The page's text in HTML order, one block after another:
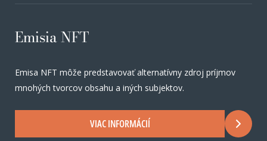
Emisia NFT
Emisa NFT môže predstavovať alternatívny zdroj príjmov
mnohých tvorcov obsahu a iných subjektov.
VIAC INFORMÁCIÍ